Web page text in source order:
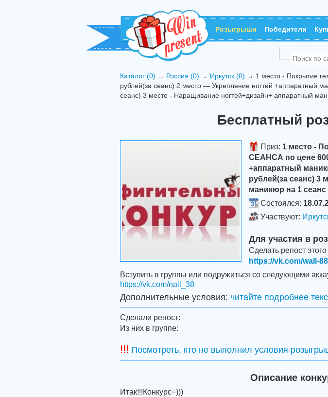
Розыгрыши Победители
Каталог (0) → Россия (0) → Иркутск (0) → 1 место - Покрытие
рублей(за сеанс) 2 место — Укрепление ногтей +аппаратный
сеанс) 3 место - Наращивание ногтей+дизайн+ аппаратный
Бесплатный
Приз: 1 место -
СЕАНСА по цене
+аппаратный
рублей(за сеанс) 3
маникюр на 1 сеанс
Состоялся:
Участвуют:
Для участия в
Сделать репост этого
https://vk.com/wall-
Вступить в группы или подружиться со следующими
https://vk.com/nail_38
Дополнительные условия: читайте подробнее
Сделали репост:
Из них в группе:
!!! Посмотреть, кто не выполнил условия
Описание
Итак!!!Конкурс=)))